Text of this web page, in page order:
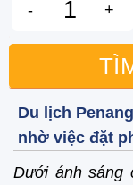
- +
Du lịch
nhờ việc đặt
Dưới ánh sáng